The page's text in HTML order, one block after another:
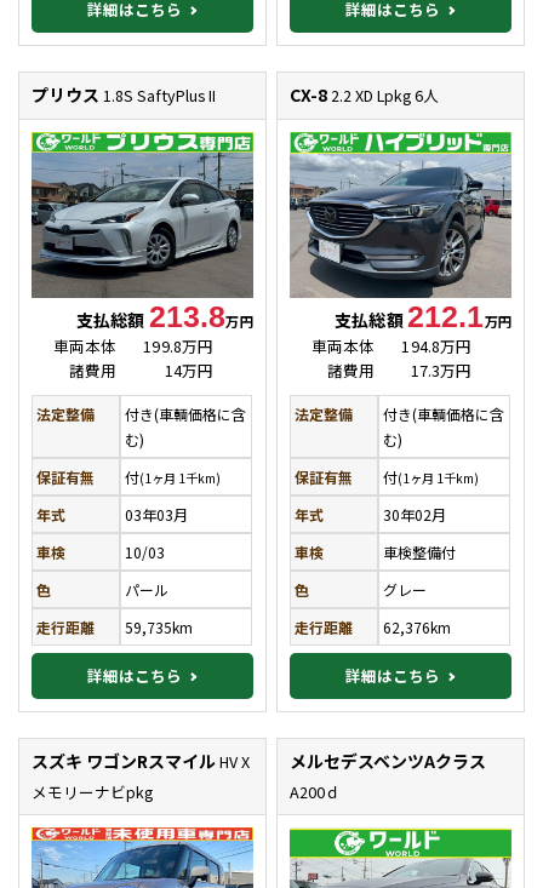
詳細はこちら 詳細はこちら
プリウス1.8S SaftyPlus II
支払総額 213.8万円
車両本体
199.8万円
諸費用
14万円
法定整備
付き(車輌価格に含
む)
保証有無
付(1ヶ月 1千km)
年式
03年03月
車検
10/03
色
パール
走行距離
59,735km
詳細はこちら
CX-82.2 XD Lpkg 6人
支払総額 212.1万円
車両本体
194.8万円
諸費用
17.3万円
法定整備
付き(車輌価格に含
む)
保証有無
付(1ヶ月 1千km)
年式
30年02月
車検
車検整備付
色
グレー
走行距離
62,376km
詳細はこちら
スズキ ワゴンRスマイルHV X
メモリーナビpkg
メルセデスベンツAクラス
A200ｄ